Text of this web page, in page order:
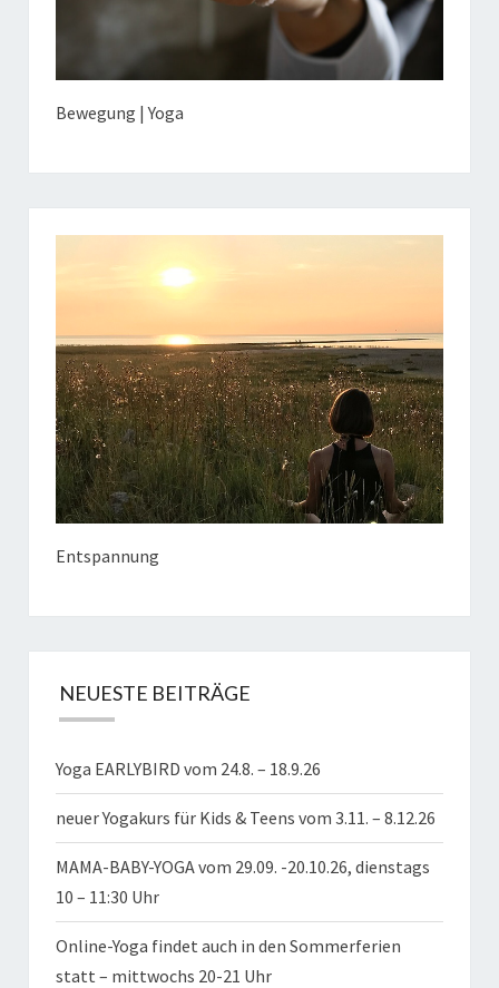
Bewegung | Yoga
Entspannung
NEUESTE BEITRÄGE
Yoga EARLYBIRD vom 24.8. – 18.9.26
neuer Yogakurs für Kids & Teens vom 3.11. – 8.12.26
MAMA-BABY-YOGA vom 29.09. -20.10.26, dienstags
10 – 11:30 Uhr
Online-Yoga findet auch in den Sommerferien
statt – mittwochs 20-21 Uhr